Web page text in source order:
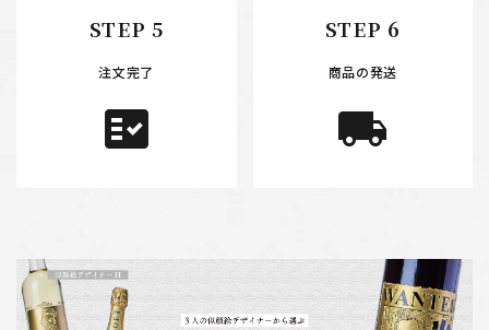
STEP 5
注文完了
fact_check
STEP 6
商品の発送
local_shipping